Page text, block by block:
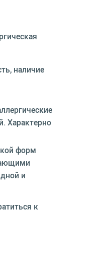
наличие
Характерно
форм
и
к